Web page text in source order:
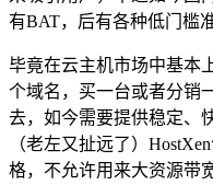
有BAT，后有各种低门槛
毕竟在云主机市场中基本
个域名，买一台或者分销
去，如今需要提供稳定、
（老左又扯远了）
格，不允许用来大资源带